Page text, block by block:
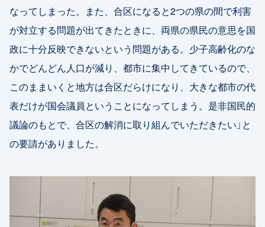
なってしまった。また、合区になると2つの県の間で利害
が対立する問題が出てきたときに、両県の県民の意思を国
政に十分反映できないという問題がある。少子高齢化のな
かでどんどん人口が減り、都市に集中してきているので、
このままいくと地方は合区だらけになり、大きな都市の代
表だけが国会議員ということになってしまう。是非国民的
議論のもとで、合区の解消に取り組んでいただきたい」と
の要請がありました。